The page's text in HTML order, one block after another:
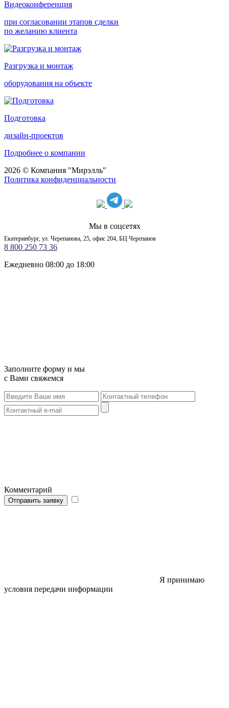
Видеоконференция
при согласовании этапов сделки
по желанию клиента
Разгрузка и монтаж
оборудования на объекте
Подготовка
дизайн-проектов
Подробнее о компании
2026 © Компания "Мирэлль"
Политика конфиденциальности
Мы в соцсетях
Екатеринбург, ул. Черепанова, 25, офис 204, БЦ Черепанов
8 800 250 73 36
Ежедневно 08:00 до 18:00
Заполните форму и мы
с Вами свяжемся
Комментарий
Отправить заявку
Я принимаю
условия передачи информации